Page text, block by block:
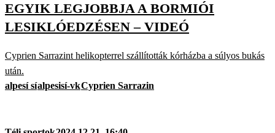
EGYIK LEGJOBBJA A BORMIÓI
LESIKLÓEDZÉSEN – VIDEÓ
Cyprien Sarrazint helikopterrel szállították kórházba a súlyos bukás
után.
alpesí síalpesisí-vkCyprien Sarrazin